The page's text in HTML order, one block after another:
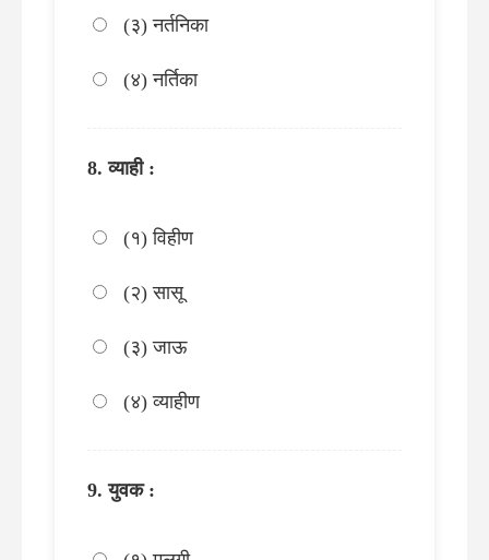
(३) नर्तनिका
(४) नर्तिका
व्याही :
(१) विहीण
(२) सासू
(३) जाऊ
(४) व्याहीण
युवक :